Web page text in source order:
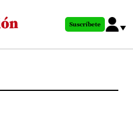
al
principal
Suscríbete